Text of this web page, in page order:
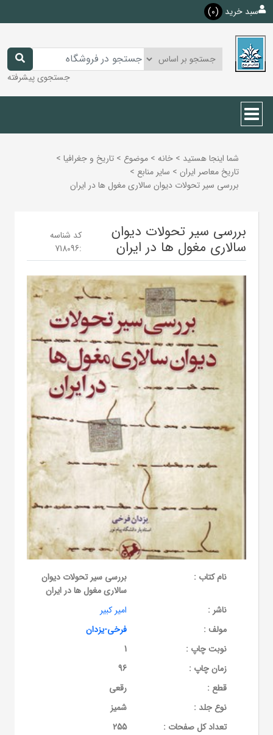
سبد خرید (0)
جستجوی پیشرفته
شما اینجا هستید > خانه > موضوع > تاريخ و جغرافيا >
تاريخ معاصر ايران > ساير منابع >
بررسی سیر تحولات دیوان سالاری مغول ها در ایران
بررسی سیر تحولات دیوان
سالاری مغول ها در ایران
کد شناسه
:
718096
نام کتاب :
بررسی سیر تحولات دیوان
سالاری مغول ها در ایران
ناشر :
امیر کبیر
مولف :
فرخی-یزدان
نوبت چاپ :
1
زمان چاپ :
96
قطع :
رقعی
نوع جلد :
شمیز
تعداد کل صفحات :
255